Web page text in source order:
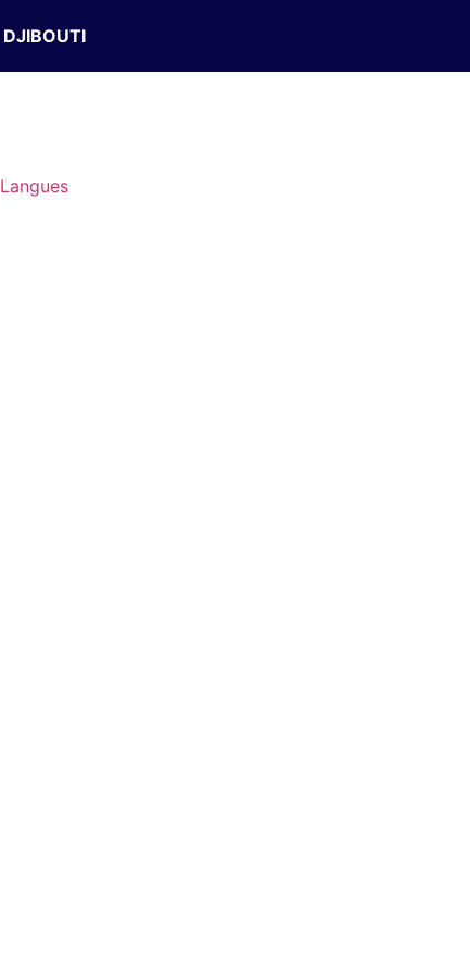
DJIBOUTI
Langues